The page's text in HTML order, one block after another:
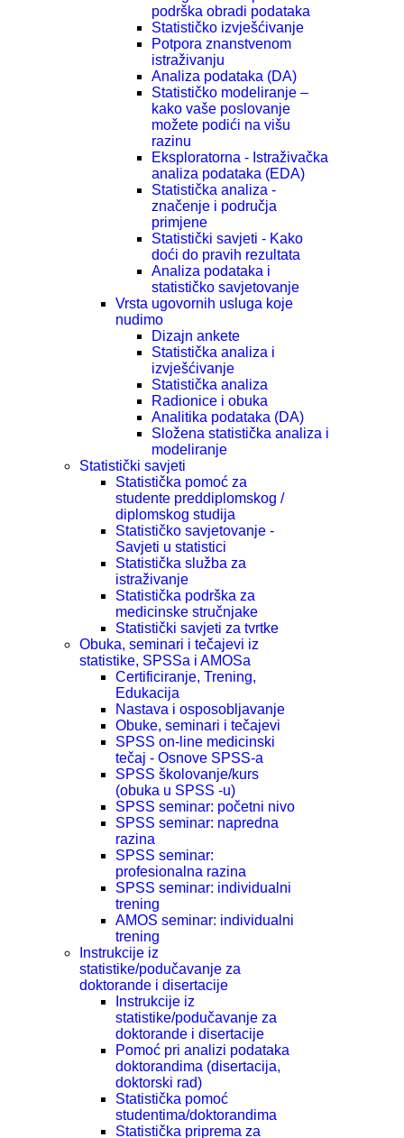
podrška obradi podataka
Statističko izvješćivanje
Potpora znanstvenom
istraživanju
Analiza podataka (DA)
Statističko modeliranje –
kako vaše poslovanje
možete podići na višu
razinu
Eksploratorna - Istraživačka
analiza podataka (EDA)
Statistička analiza -
značenje i područja
primjene
Statistički savjeti - Kako
doći do pravih rezultata
Analiza podataka i
statističko savjetovanje
Vrsta ugovornih usluga koje
nudimo
Dizajn ankete
Statistička analiza i
izvješćivanje
Statistička analiza
Radionice i obuka
Analitika podataka (DA)
Složena statistička analiza i
modeliranje
Statistički savjeti
Statistička pomoć za
studente preddiplomskog /
diplomskog studija
Statističko savjetovanje -
Savjeti u statistici
Statistička služba za
istraživanje
Statistička podrška za
medicinske stručnjake
Statistički savjeti za tvrtke
Obuka, seminari i tečajevi iz
statistike, SPSSa i AMOSa
Certificiranje, Trening,
Edukacija
Nastava i osposobljavanje
Obuke, seminari i tečajevi
SPSS on-line medicinski
tečaj - Osnove SPSS-a
SPSS školovanje/kurs
(obuka u SPSS -u)
SPSS seminar: početni nivo
SPSS seminar: napredna
razina
SPSS seminar:
profesionalna razina
SPSS seminar: individualni
trening
AMOS seminar: individualni
trening
Instrukcije iz
statistike/podučavanje za
doktorande i disertacije
Instrukcije iz
statistike/podučavanje za
doktorande i disertacije
Pomoć pri analizi podataka
doktorandima (disertacija,
doktorski rad)
Statistička pomoć
studentima/doktorandima
Statistička priprema za